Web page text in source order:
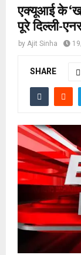
एक्यूआई के
पूरे दिल्ली-
by Ajit Sinha
SHARE